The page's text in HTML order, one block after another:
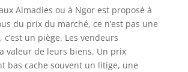
Almadies ou à Ngor est proposé à
du prix du marché, ce n’est pas une
un piège. Les vendeurs
valeur de leurs biens. Un prix
bas cache souvent un litige, une